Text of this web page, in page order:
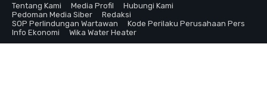
Tentang Kami
Media Profil
Hubungi Kami
Pedoman Media Siber
Redaksi
SOP Perlindungan Wartawan
Kode Perilaku Perusahaan Pers
Info Ekonomi
Wika Water Heater